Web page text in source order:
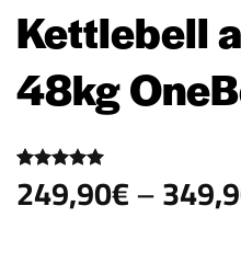
Kettlebell
48kg
Avaliado
como5de
3
249,90€–